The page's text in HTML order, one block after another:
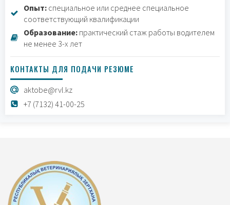
Опыт: специальное или среднее специальное
соответствующий квалификации
Образование: практический стаж работы водителем
не менее 3-х лет
КОНТАКТЫ ДЛЯ ПОДАЧИ РЕЗЮМЕ
aktobe@rvl.kz
+7 (7132) 41-00-25